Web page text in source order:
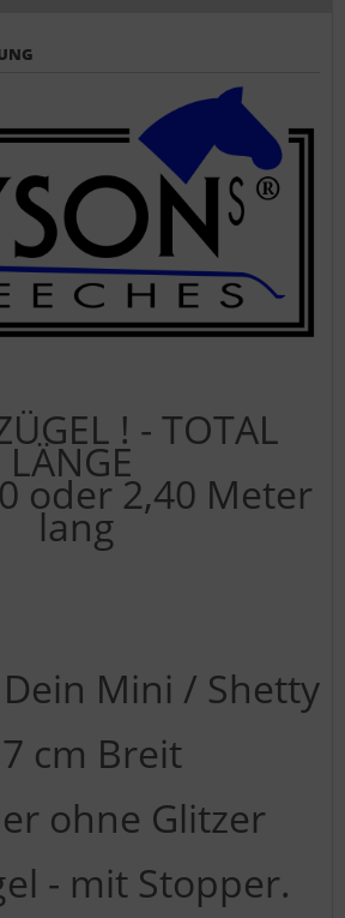
! - TOTAL
LÄNGE
oder 2,40 Meter
lang
Mini / Shetty
cm Breit
ohne Glitzer
- mit Stopper.